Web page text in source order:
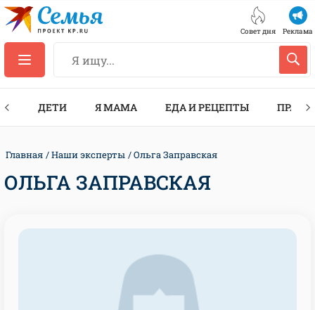
Совет дня Реклама
ДЕТИ Я МАМА ЕДА И РЕЦЕПТЫ
Главная Наши эксперты Ольга Заправская
ОЛЬГА ЗАПРАВСКАЯ